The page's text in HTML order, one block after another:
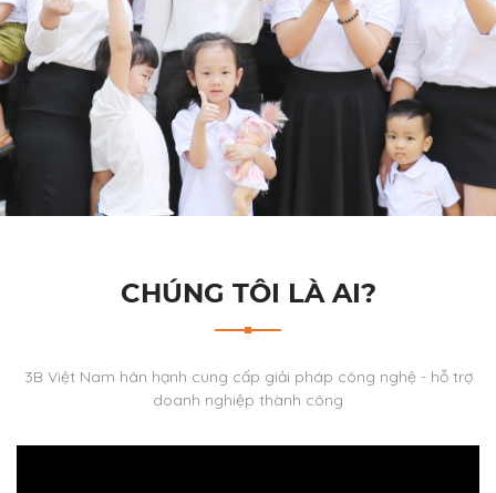
CHÚNG TÔI LÀ AI?
3B Việt Nam hân hạnh cung cấp giải pháp công nghệ - hỗ trợ
doanh nghiệp thành công